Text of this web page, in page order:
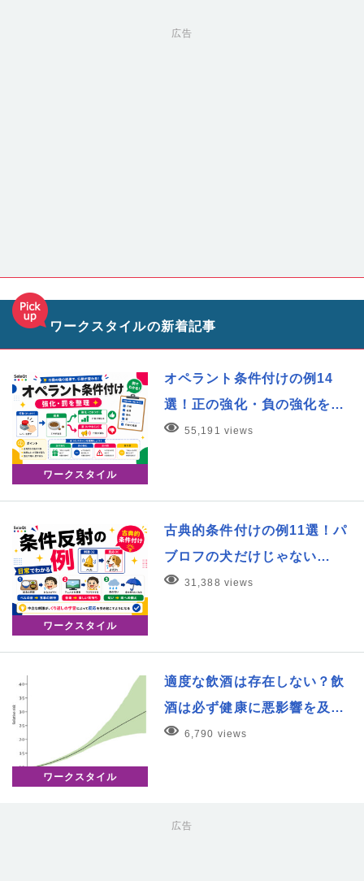
広告
ワークスタイルの新着記事
ワークスタイル
オペラント条件付けの例14
選！正の強化・負の強化を…
55,191 views
ワークスタイル
古典的条件付けの例11選！パ
ブロフの犬だけじゃない…
31,388 views
ワークスタイル
適度な飲酒は存在しない？飲
酒は必ず健康に悪影響を及…
6,790 views
広告